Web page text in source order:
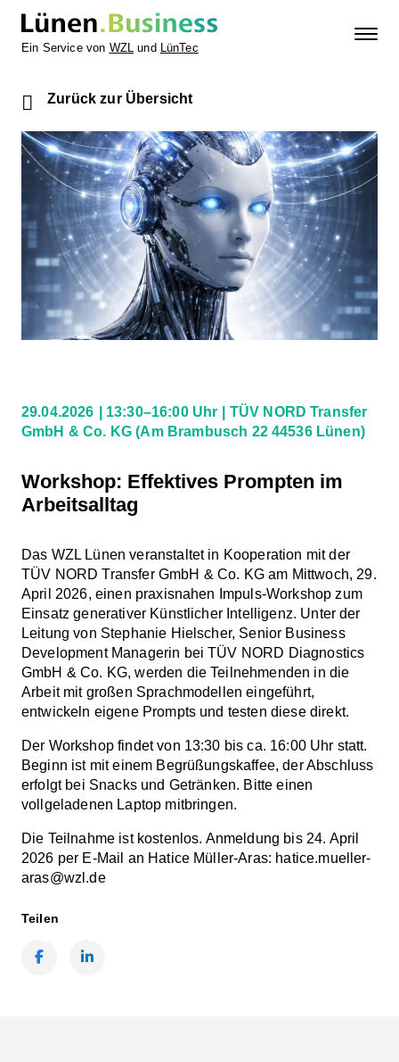
Ein Service von WZL und LünTec
Zurück zur Übersicht
29.04.2026 13:30–16:00 Uhr
TÜV NORD Transfer
GmbH & Co. KG (Am Brambusch 22 44536 Lünen)
Workshop: Effektives Prompten im
Arbeitsalltag
Das WZL Lünen veranstaltet in Kooperation mit der
TÜV NORD Transfer GmbH & Co. KG am Mittwoch, 29.
April 2026, einen praxisnahen Impuls-Workshop zum
Einsatz generativer Künstlicher Intelligenz. Unter der
Leitung von Stephanie Hielscher, Senior Business
Development Managerin bei TÜV NORD Diagnostics
GmbH & Co. KG, werden die Teilnehmenden in die
Arbeit mit großen Sprachmodellen eingeführt,
entwickeln eigene Prompts und testen diese direkt.
Der Workshop findet von 13:30 bis ca. 16:00 Uhr statt.
Beginn ist mit einem Begrüßungskaffee, der Abschluss
erfolgt bei Snacks und Getränken. Bitte einen
vollgeladenen Laptop mitbringen.
Die Teilnahme ist kostenlos. Anmeldung bis 24. April
2026 per E-Mail an Hatice Müller-Aras: hatice.mueller-
aras@wzl.de
Teilen